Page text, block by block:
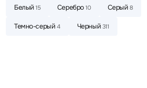
Белый15 Серебро10 Серый8
Темно-серый4 Черный311